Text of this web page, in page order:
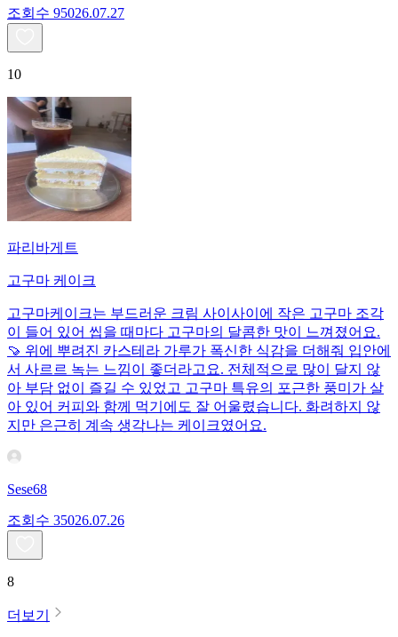
조회수 95026.07.27
10
파리바게트
고구마 케이크
고구마케이크는 부드러운 크림 사이사이에 작은 고구마 조각
이 들어 있어 씹을 때마다 고구마의 달콤한 맛이 느껴졌어요.
🍠 위에 뿌려진 카스테라 가루가 폭신한 식감을 더해줘 입안에
서 사르르 녹는 느낌이 좋더라고요. 전체적으로 많이 달지 않
아 부담 없이 즐길 수 있었고 고구마 특유의 포근한 풍미가 살
아 있어 커피와 함께 먹기에도 잘 어울렸습니다. 화려하지 않
지만 은근히 계속 생각나는 케이크였어요.
Sese68
조회수 35026.07.26
8
더보기